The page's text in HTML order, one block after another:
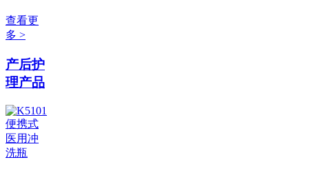
查看更
多 >
产后护
理产品